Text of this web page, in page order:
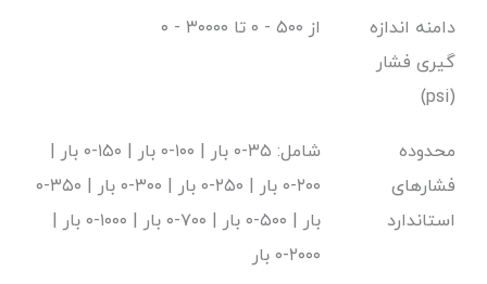
دامنه اندازه
گیری فشار
(psi)
از ۵۰۰ - ۰ تا ۳۰۰۰۰ - ۰
محدوده
فشارهای
استاندارد
شامل: ۳۵-۰ بار | ۱۰۰-۰ بار | ۱۵۰-۰ بار |
۲۰۰-۰ بار | ۲۵۰-۰ بار | ۳۰۰-۰ بار | ۳۵۰-۰
بار | ۵۰۰-۰ بار | ۷۰۰-۰ بار | ۱۰۰۰-۰ بار |
۲۰۰۰-۰ بار